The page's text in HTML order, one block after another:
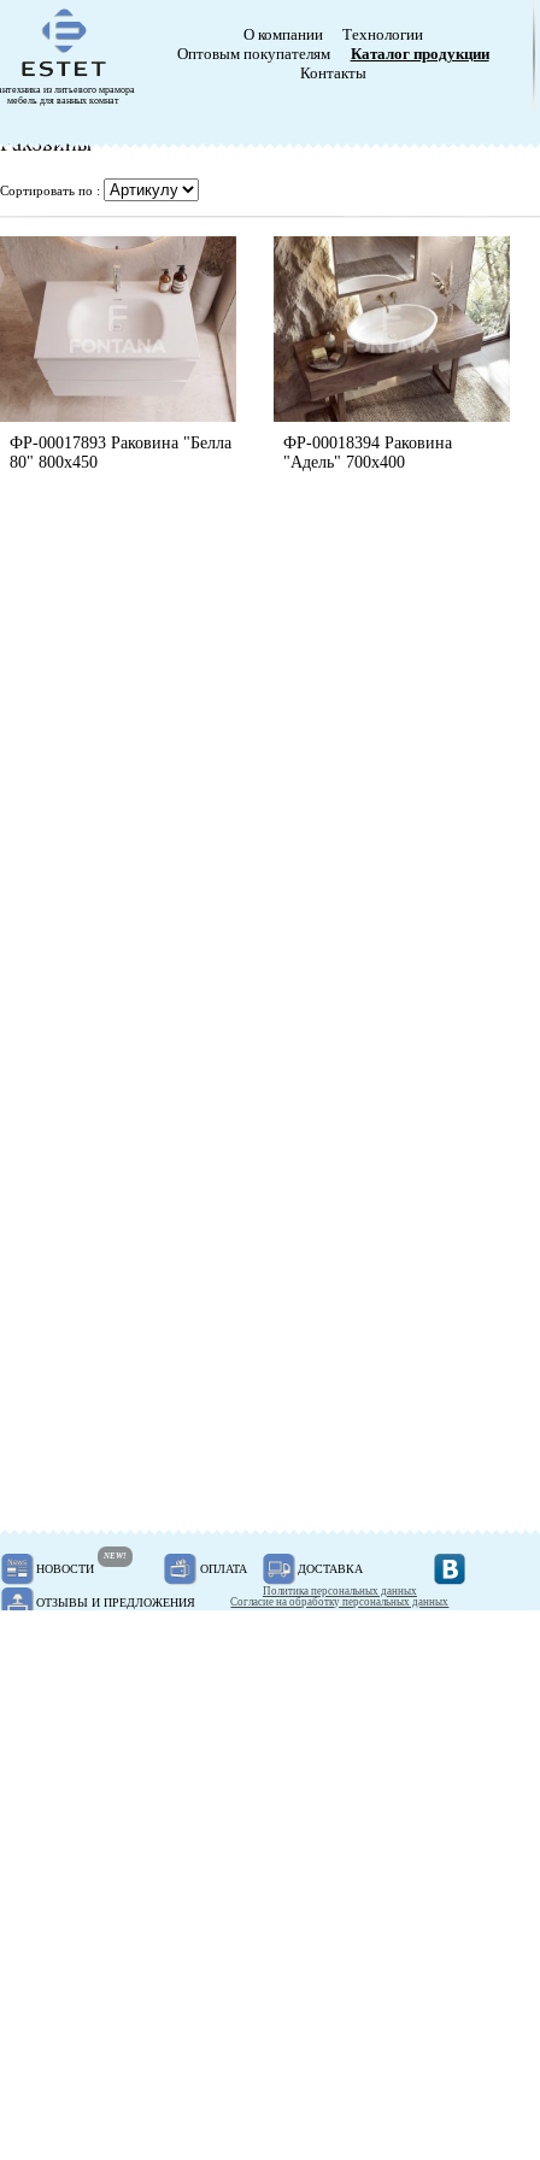
из литьевого мрамора
мебель для ванных комнат
О компании
Технологии
Оптовым покупателям
Каталог продукции
Контакты
Раковины
Сортировать по :
ФР-00017893 Раковина "Белла
80" 800х450
ФР-00018394 Раковина
"Адель" 700х400
НОВОСТИ
NEW!
ОПЛАТА ДОСТАВКА
ОТЗЫВЫ И ПРЕДЛОЖЕНИЯ
Политика персональных данных
Согласие на обработку персональных данных